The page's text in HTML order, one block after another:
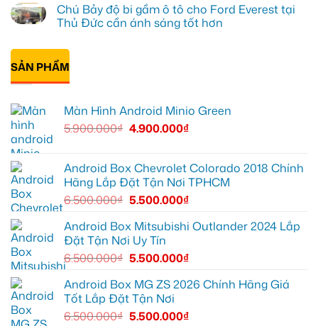
Thủ
Đức
vì
giới
hạn
cho
Honda
CR-
Quận
12
lắp
Màn
hình
Minio
Green
cho
Suzuki
Quận
tiện
ích
bình
luận
ở
Android
box
Geely
Quận
nâng
Chú Bảy độ bi gầm ô tô cho Ford Everest tại
Thủ Đức cần ánh sáng tốt hơn
có
bình
luận
ở
Chú
Everest
tại
Thủ
Đức
cần
ánh
sáng
tốt
hơn
SẢN PHẨM
Màn Hình Android Minio Green
5.900.000₫ 4.900.000₫
Android Box Chevrolet Colorado 2018 Chính
Hãng Lắp Đặt Tận Nơi TPHCM
6.500.000₫ 5.500.000₫
Android Box Mitsubishi Outlander 2024 Lắp
Đặt Tận Nơi Uy Tín
6.500.000₫ 5.500.000₫
Android Box MG ZS 2026 Chính Hãng Giá
Tốt Lắp Đặt Tận Nơi
6.500.000₫ 5.500.000₫